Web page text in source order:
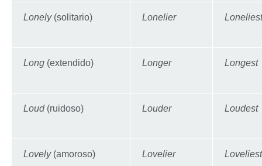
Lonely(solitario) Lonelier Loneliest
Long (extendido) Longer Longest
Loud (ruidoso) Louder Loudest
Lovely(amoroso) Lovelier Loveliest